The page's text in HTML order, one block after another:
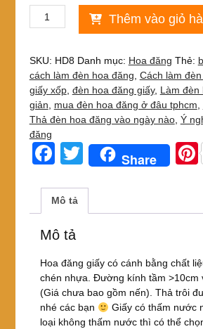
5,000₫. là:
4,000₫.
Hoa
đăng
cánh
lớp
giấy
bông
sen
đẹp
số
Thêm vào giỏ
SKU: HD8 Danh mục: Hoa đăng Thẻ:
cách làm đèn hoa đăng, Cách làm
giấy xốp, đèn hoa đăng giấy, Làm đèn
giản, mua đèn hoa đăng ở đâu tphcm,
Thả đèn hoa đăng vào ngày nào, Ý
đăng
F
c
b
o
o
k
T
er
Share
Mô tả
Mô tả
Hoa đăng giấy có cánh bằng chất
chén nhựa. Đường kính tầm >10cm
(Giá chưa bao gồm nến). Thả trôi
nhé các bạn
Giấy có thấm nước
loại không thấm nước thì có thể